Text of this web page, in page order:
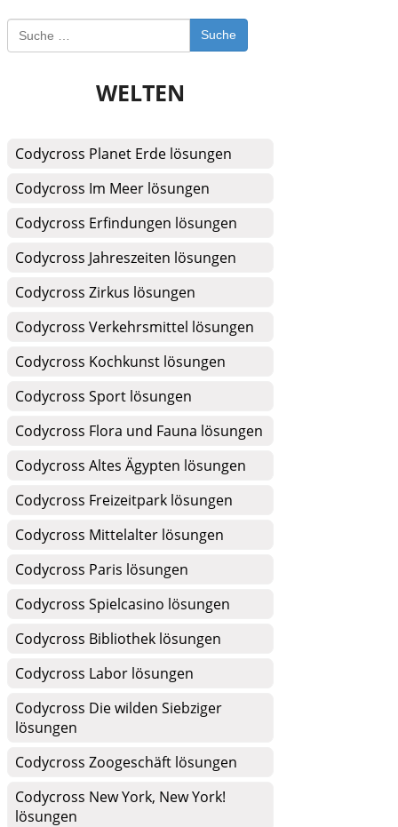
Suche
WELTEN
Codycross Planet Erde lösungen
Codycross Im Meer lösungen
Codycross Erfindungen lösungen
Codycross Jahreszeiten lösungen
Codycross Zirkus lösungen
Codycross Verkehrsmittel lösungen
Codycross Kochkunst lösungen
Codycross Sport lösungen
Codycross Flora und Fauna lösungen
Codycross Altes Ägypten lösungen
Codycross Freizeitpark lösungen
Codycross Mittelalter lösungen
Codycross Paris lösungen
Codycross Spielcasino lösungen
Codycross Bibliothek lösungen
Codycross Labor lösungen
Codycross Die wilden Siebziger
lösungen
Codycross Zoogeschäft lösungen
Codycross New York, New York!
lösungen